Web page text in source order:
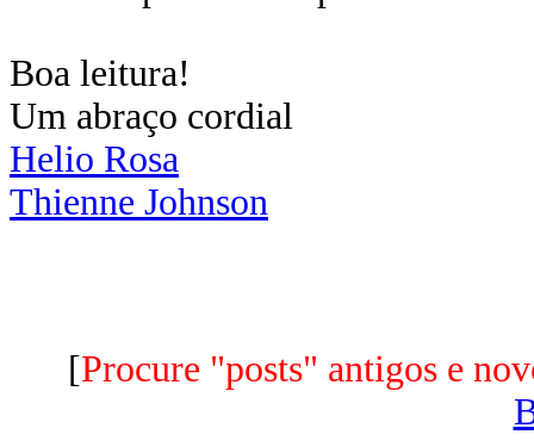
Boa leitura!
Um abraço cordial
Helio Rosa
Thienne Johnson
[Procure "posts" antigos e